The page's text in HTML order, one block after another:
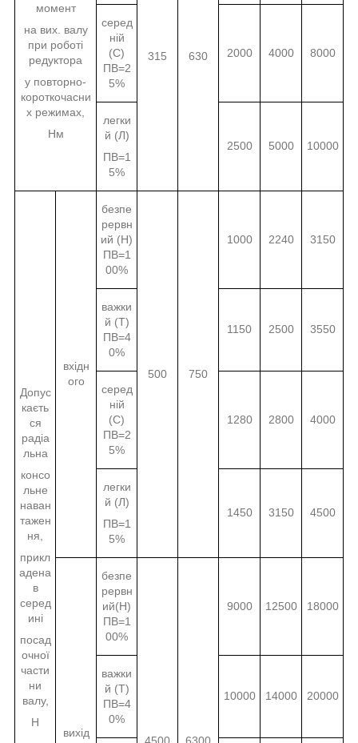
момент
на вих. валу
при роботі
редуктора
у повторно-
короткочасни
х режимах,
Нм
315 630
серед
ній
(С)
ПВ=2
5%
2000 4000 8000
легки
й (Л)
ПВ=1
5%
2500 5000 10000
Допус
каєть
ся
радіа
льна
консо
льне
наван
тажен
ня,
прикл
адена
в
серед
ині
посад
очної
части
ни
валу,
Н
вхідн
ого
безпе
рервн
ий (Н)
ПВ=1
00%
500 750
1000 2240 3150
важки
й (Т)
ПВ=4
0%
1150 2500 3550
серед
ній
(С)
ПВ=2
5%
1280 2800 4000
легки
й (Л)
ПВ=1
5%
1450 3150 4500
вихід
безпе
рервн
ий(Н)
ПВ=1
00%
9000 12500 18000
важки
й (Т)
ПВ=4
0%
10000 14000 20000